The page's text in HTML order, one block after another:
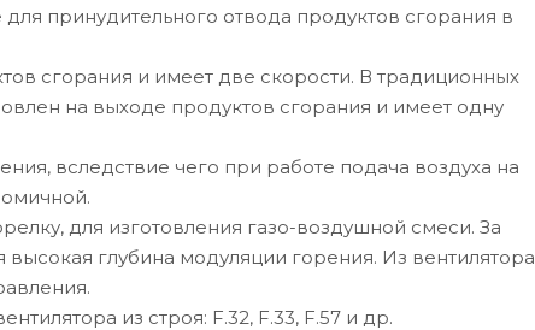
принудительного отвода продуктов сгорания в
сгорания и имеет две скорости. В традиционных
на выходе продуктов сгорания и имеет одну
вследствие чего при работе подача воздуха на
для изготовления газо-воздушной смеси. За
высокая глубина модуляции горения. Из вентилятора
из строя: F.32, F.33, F.57 и др.